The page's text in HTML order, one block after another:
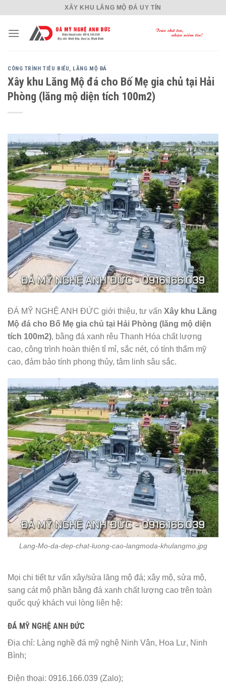
content
XÂY KHU LĂNG MỘ ĐÁ UY TÍN
CÔNG TRÌNH TIÊU BIỂU, LĂNG MỘ ĐÁ
Xây khu Lăng Mộ đá cho Bố Mẹ gia chủ tại Hải
Phòng (lăng mộ diện tích 100m2)
ĐÁ MỸ NGHỆ ANH ĐỨC giới thiệu, tư vấn Xây khu Lăng
Mộ đá cho Bố Mẹ gia chủ tại Hải Phòng (lăng mộ diện
tích 100m2), bằng đá xanh rêu Thanh Hóa chất lượng
cao, công trình hoàn thiện tỉ mỉ, sắc nét, có tính thẩm mỹ
cao, đảm bảo tính phong thủy, tâm linh sâu sắc.
Lang-Mo-da-dep-chat-luong-cao-langmoda-khulangmo.jpg
Mọi chi tiết tư vấn xây/sửa lăng mộ đá; xây mộ, sửa mộ,
sang cát mộ phần bằng đá xanh chất lượng cao trên toàn
quốc quý khách vui lòng liên hệ:
ĐÁ MỸ NGHỆ ANH ĐỨC
Địa chỉ: Làng nghề đá mỹ nghệ Ninh Vân, Hoa Lư, Ninh
Bình;
Điện thoại: 0916.166.039 (Zalo);